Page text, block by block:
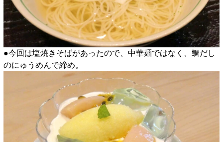
●今回は塩焼きそばがあったので、中華麺ではなく、鯛だし
のにゅうめんで締め。